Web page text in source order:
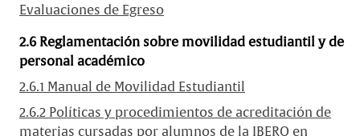
Evaluaciones de Egreso
2.6 Reglamentación sobre movilidad estudiantil y de
personal académico
2.6.1 Manual de Movilidad Estudiantil
2.6.2 Políticas y procedimientos de acreditación de
materias cursadas por alumnos de la IBERO en